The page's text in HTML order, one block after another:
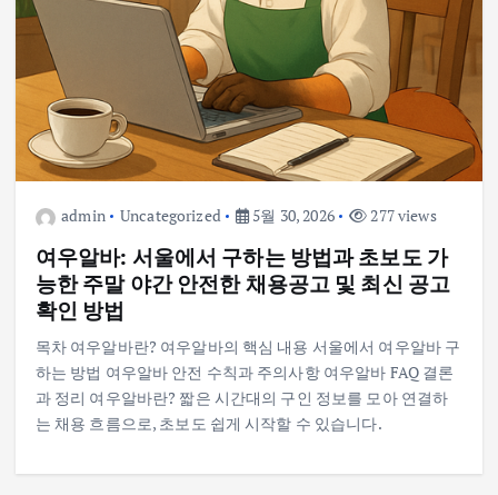
admin Uncategorized 5월 30, 2026 277 views
여우알바: 서울에서 구하는 방법과 초보도 가
능한 주말 야간 안전한 채용공고 및 최신 공고
확인 방법
목차 여우알바란? 여우알바의 핵심 내용 서울에서 여우알바 구
하는 방법 여우알바 안전 수칙과 주의사항 여우알바 FAQ 결론
과 정리 여우알바란? 짧은 시간대의 구인 정보를 모아 연결하
는 채용 흐름으로, 초보도 쉽게 시작할 수 있습니다.